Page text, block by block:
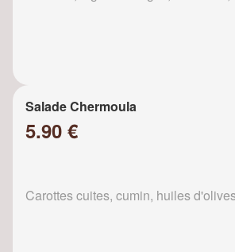
Salade Chermoula
5.90 €
Carottes cuites, cumin, huiles